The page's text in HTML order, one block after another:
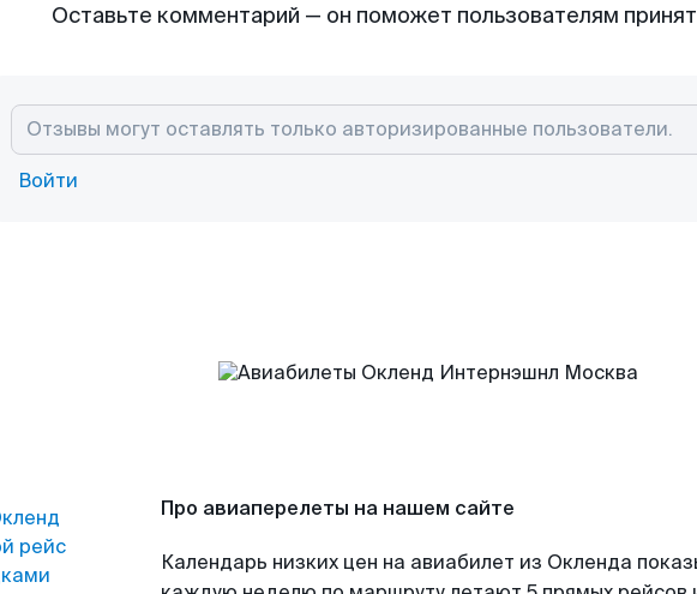
Оставьте комментарий — он поможет пользователям
Войти
рейс
Про авиаперелеты на нашем сайте
Календарь низких цен на авиабилет из Окленда